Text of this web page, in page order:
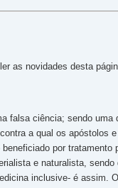
as novidades desta
falsa ciência; sendo
a qual os apóstolos
por
e naturalista,
inclusive- é assim.